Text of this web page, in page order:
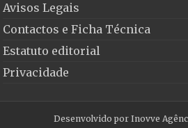
Avisos Legais
Contactos e Ficha Técnica
Estatuto editorial
Privacidade
Desenvolvido por Inovve